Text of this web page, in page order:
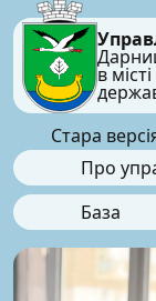
в
Стара
Про
База